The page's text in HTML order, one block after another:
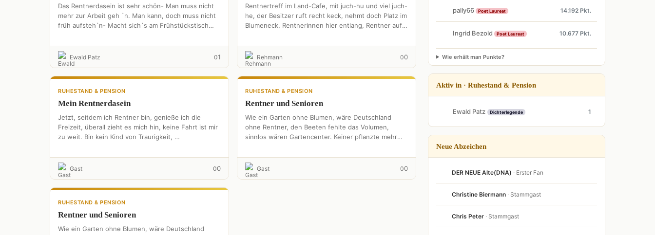
Das Rentnerdasein ist sehr schön- Man muss nicht
mehr zur Arbeit geh `n. Man kann, doch muss nicht
früh aufsteh`n- Macht sich`s am Frühstückstisch
Ewald Patz 01
Rentnertreff im Land-Cafe, mit juch-hu und viel juch-
he, der Besitzer ruft recht keck, nehmt doch Platz im
Blumeneck, Rentnerinnen hier entlang, Rentner auf
Rehmann 00
RUHESTAND & PENSION
Mein Rentnerdasein
Jetzt, seitdem ich Rentner bin, genieße ich die
Freizeit, überall zieht es mich hin, keine Fahrt ist mir
zu weit. Bin kein Kind von Traurigkeit, …
Gast 00
RUHESTAND & PENSION
Rentner und Senioren
Wie ein Garten ohne Blumen, wäre Deutschland
ohne Rentner, den Beeten fehlte das Volumen,
sinnlos wären Gartencenter. Keiner pflanzte mehr
Gast 00
RUHESTAND & PENSION
Rentner und Senioren
Wie ein Garten ohne Blumen, wäre Deutschland
pally66 Poet Laureat 14.192 Pkt.
Ingrid Bezold Poet Laureat 10.677 Pkt.
Wie erhält man Punkte?
Aktiv in · Ruhestand & Pension
Ewald Patz Dichterlegende 1
Neue Abzeichen
DER NEUE Alte(DNA) · Erster Fan
Christine Biermann · Stammgast
Chris Peter · Stammgast